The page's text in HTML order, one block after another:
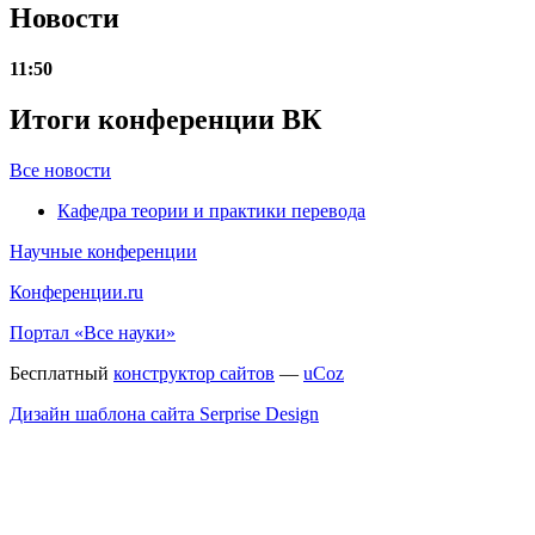
Новости
11:50
Итоги конференции ВК
Все новости
Кафедра теории и практики перевода
Научные конференции
Конференции.ru
Портал «Все науки»
Бесплатный конструктор сайтов — uCoz
Дизайн шаблона сайта Serprise Design